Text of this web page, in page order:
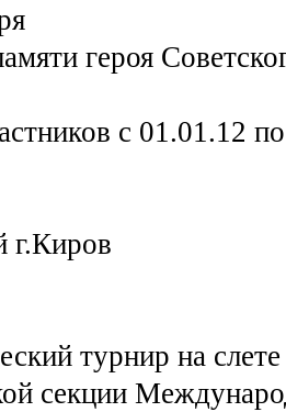
героя
с 01.01.12
г.Киров
турнир на
секции